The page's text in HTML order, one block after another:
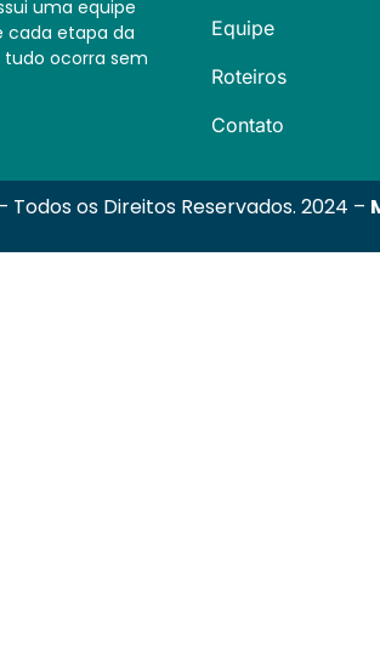
uma equipe
cada etapa da
ocorra sem
Equipe
Roteiros
Contato
Todos os Direitos Reservados. 2024 –